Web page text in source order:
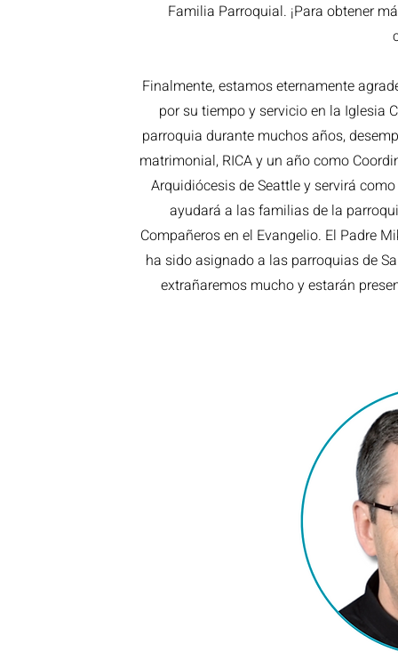
Familia Parroquial. ¡Para obtener
Finalmente, estamos eternamente
por su tiempo y servicio en la Iglesia
parroquia durante muchos años,
matrimonial, RICA y un año como
Arquidiócesis de Seattle y servirá
ayudará a las familias de la
Compañeros en el Evangelio. El Padre
ha sido asignado a las parroquias de
extrañaremos mucho y estarán